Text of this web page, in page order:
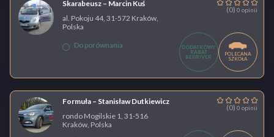
Skarabeusz – Marcin Kuś
(0) 0 opinii
al. Pokoju 44, 31-572 Kraków,
Polska
Do porównania
DODATKOWY
RABAT
BEDRIVER
POLECANA
SZKOŁA
Formuła – Stanisław Dutkiewicz
(0) 0 opinii
rondo Mogilskie 1, 31-516
Kraków, Polska